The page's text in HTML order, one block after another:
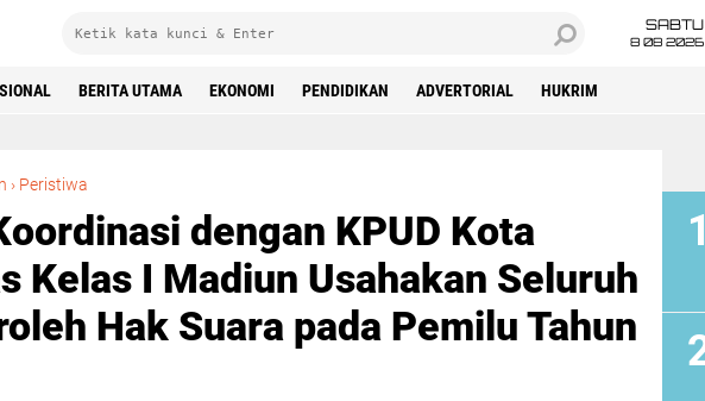
SABTU
8 08 2026
BERITA UTAMA EKONOMI PENDIDIKAN ADVERTORIAL HUKRIM
› Peristiwa
dengan KPUD Kota
Kelas I Madiun Usahakan Seluruh
Hak Suara pada Pemilu Tahun